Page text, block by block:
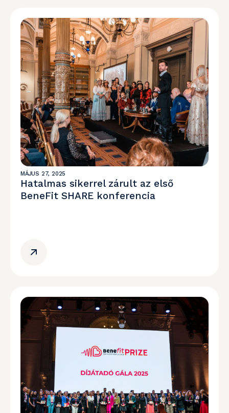
MÁJUS 27, 2025
Hatalmas sikerrel zárult az első
BeneFit SHARE konferencia